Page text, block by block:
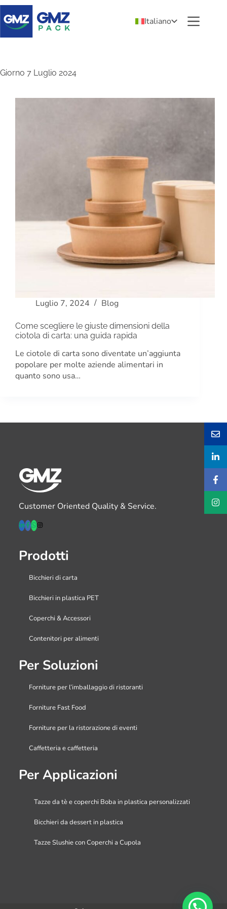
Italiano
Giorno 7 Luglio 2024
Luglio 7, 2024 Blog
Come scegliere le giuste dimensioni della
ciotola di carta: una guida rapida
Le ciotole di carta sono diventate un’aggiunta
popolare per molte aziende alimentari in
quanto sono usa…
Customer Oriented Quality & Service.
Prodotti
Bicchieri di carta
Bicchieri in plastica PET
Coperchi & Accessori
Contenitori per alimenti
Per Soluzioni
Forniture per l’imballaggio di ristoranti
Forniture Fast Food
Forniture per la ristorazione di eventi
Caffetteria e caffetteria
Per Applicazioni
Tazze da tè e coperchi Boba in plastica personalizzati
Bicchieri da dessert in plastica
Tazze Slushie con Coperchi a Cupola